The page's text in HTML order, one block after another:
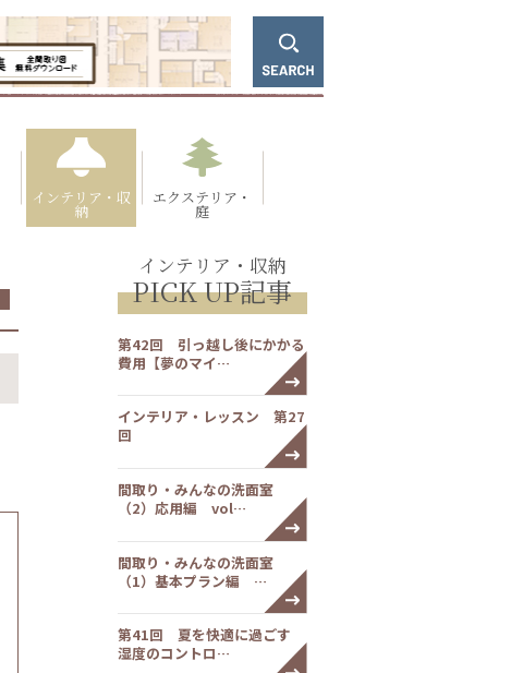
インテリア・収
納
エクステリア・
庭
インテリア・収納
PICK UP記事
第42回 引っ越し後にかかる
費用【夢のマイ…
インテリア・レッスン 第27
回
間取り・みんなの洗面室
（2）応用編 vol…
間取り・みんなの洗面室
（1）基本プラン編 …
第41回 夏を快適に過ごす
湿度のコントロ…